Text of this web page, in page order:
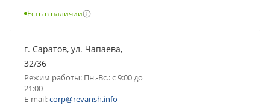
Есть в наличии
г. Саратов, ул. Чапаева,
32/36
Режим работы: Пн.-Вс.: с 9:00 до
21:00
E-mail:corp@revansh.info